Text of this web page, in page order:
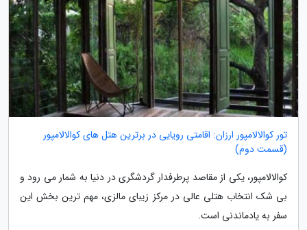
تور کوالالامپور ارزان: اقامتی رویایی در برترین هتل های کوالالامپور
(قسمت دوم)
کوالالامپور، یکی از مقاصد پرطرفدار گردشگری در دنیا به شمار می رود و
بی شک انتخاب هتلی عالی در مرکز زیبای مالزی، مهم ترین بخش این
سفر به یادماندنی است.